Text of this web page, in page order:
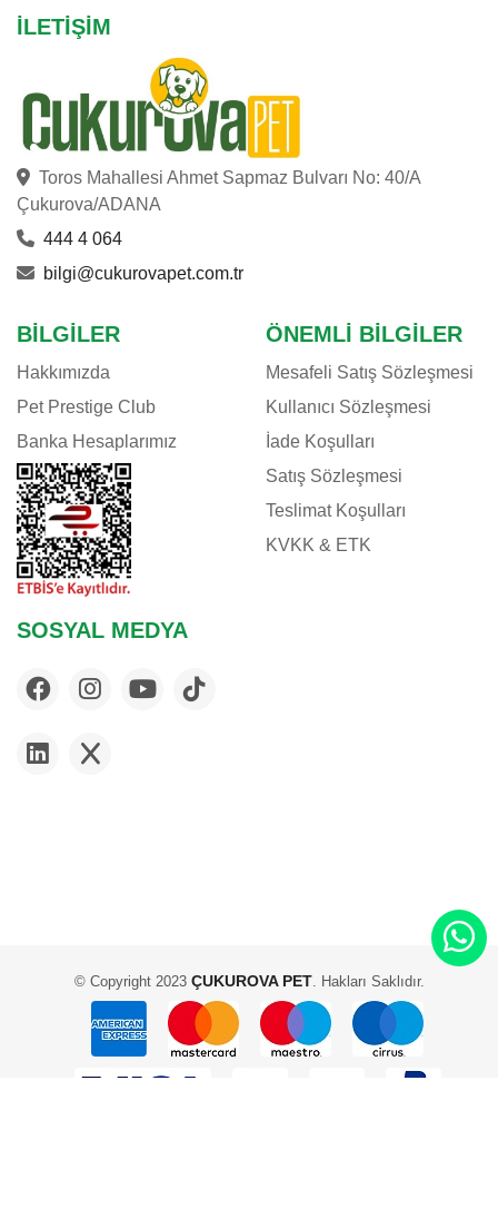
İLETIŞIM
Toros Mahallesi Ahmet Sapmaz Bulvarı No: 40/A
Çukurova/ADANA
444 4 064
bilgi@cukurovapet.com.tr
BILGILER
Hakkımızda
Pet Prestige Club
Banka Hesaplarımız
ÖNEMLI BILGILER
Mesafeli Satış Sözleşmesi
Kullanıcı Sözleşmesi
İade Koşulları
Satış Sözleşmesi
Teslimat Koşulları
KVKK & ETK
SOSYAL MEDYA
© Copyright 2023ÇUKUROVA PET. Hakları Saklıdır.